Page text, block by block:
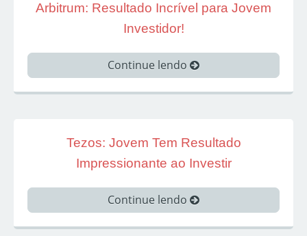
Arbitrum: Resultado Incrível para Jovem
Investidor!
Continue lendo
Tezos: Jovem Tem Resultado
Impressionante ao Investir
Continue lendo